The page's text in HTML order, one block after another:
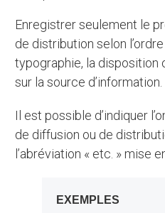
Enregistrer seulement le premier lieu de diffusion ou
de distribution selon
typographie, la disposition
sur la source d’information.
Il est possible d’indiquer l’omission des autres lieux
de diffusion ou de
l’abréviation « etc. » mise
EXEMPLES